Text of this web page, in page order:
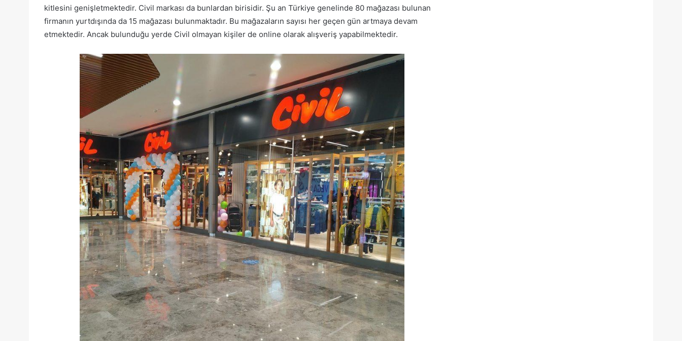
kitlesini genişletmektedir. Civil markası da bunlardan birisidir. Şu an Türkiye genelinde 80 mağazası bulunan
firmanın yurtdışında da 15 mağazası bulunmaktadır. Bu mağazaların sayısı her geçen gün artmaya devam
etmektedir. Ancak bulunduğu yerde Civil olmayan kişiler de online olarak alışveriş yapabilmektedir.